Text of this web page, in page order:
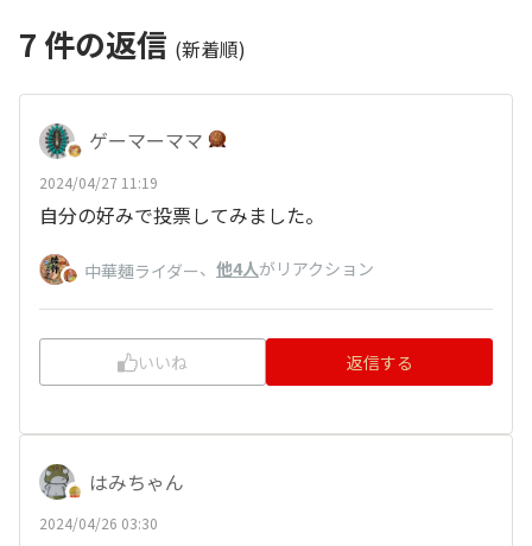
7 件の返信 (新着順)
ゲーマーママ
2024/04/27 11:19
自分の好みで投票してみました。
中華麺ライダー、 他4人がリアクション
いいね 返信する
はみちゃん
2024/04/26 03:30